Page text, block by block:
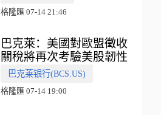
格隆匯 07-14 21:46
巴克萊：美國對歐盟徵收
關稅將再次考驗美股韌性
巴克莱银行(BCS.US)
格隆匯 07-14 19:00